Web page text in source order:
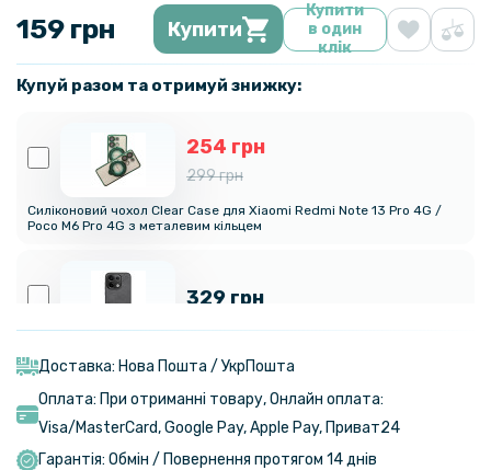
159 грн Купити
Купити
в один
клік
Купуй разом та отримуй знижку:
254 грн
299 грн
Силіконовий чохол Clear Case для Xiaomi Redmi Note 13 Pro 4G /
Poco M6 Pro 4G з металевим кільцем
329 грн
Poco M6 Pro 4G з металевою вставкою
299 грн
Доставка: Нова Пошта / УкрПошта
Оплата: При отриманні товару, Онлайн оплата:
Visa/MasterСard, Google Pay, Apple Pay, Приват24
Гарантія: Обмін / Повернення протягом 14 днів